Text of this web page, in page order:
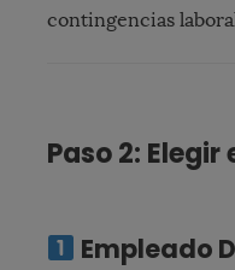
contingencias
Paso 2:
Empleado